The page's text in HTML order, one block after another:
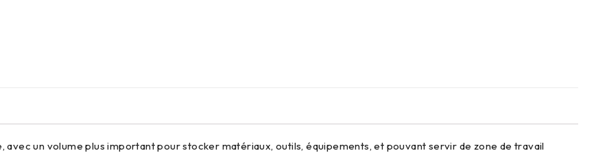
un volume plus important pour stocker matériaux, outils, équipements, et pouvant servir de zone de travail